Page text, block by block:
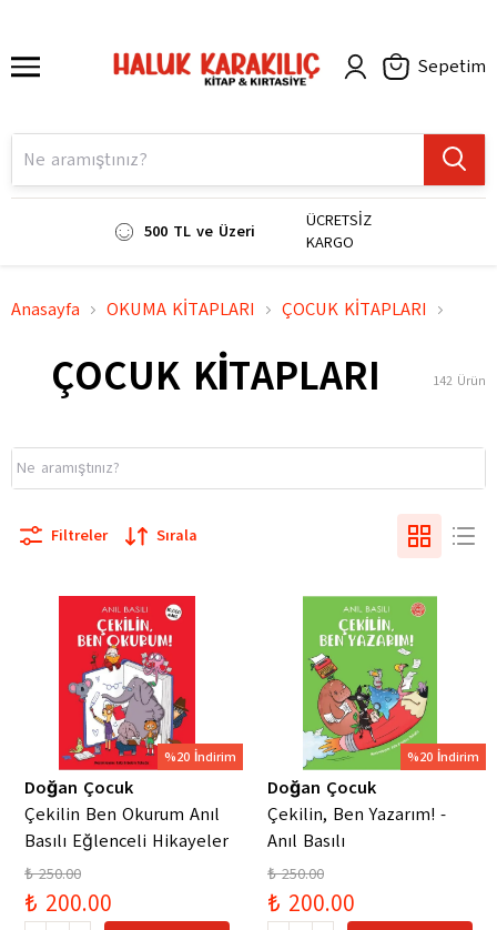
Sepetim
500 TL ve Üzeri
ÜCRETSİZ
KARGO
Anasayfa OKUMA KİTAPLARI ÇOCUK KİTAPLARI
ÇOCUK KİTAPLARI 142 Ürün
Filtreler Sırala
%20 İndirim
Doğan Çocuk
Çekilin Ben Okurum Anıl
Basılı Eğlenceli Hikayeler
₺ 250.00
₺ 200.00
%20 İndirim
Doğan Çocuk
Çekilin, Ben Yazarım! -
Anıl Basılı
₺ 250.00
₺ 200.00